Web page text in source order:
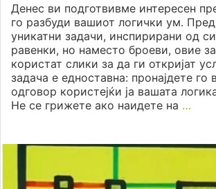
Денес ви подготвивме интересен
го разбуди вашиот логички ум.
уникатни задачи, инспирирани од
равенки, но наместо броеви, овие
користат слики за да ги откријат
задача е едноставна: пронајдете го
одговор користејќи ја вашата
Не се грижете ако наидете на …